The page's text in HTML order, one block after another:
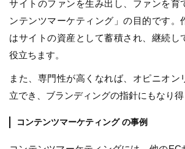
サイトのファンを生み出し、ファンを育
ンテンツマーケティング」の目的です。
はサイトの資産として蓄積され、継続し
役立ちます。
また、専門性が高くなれば、オピニオン
立でき、ブランディングの指針にもなり得
コンテンツマーケティング の事例